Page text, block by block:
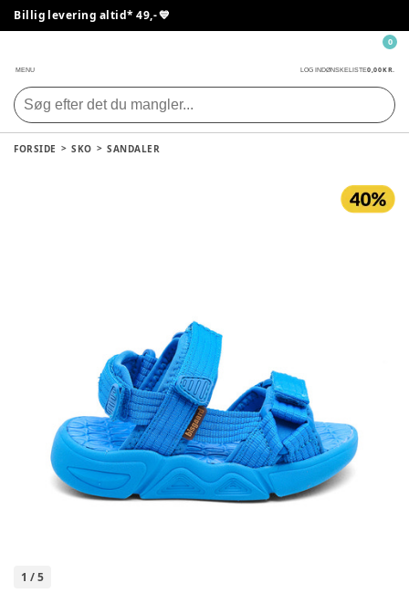
Billig levering altid* 49,- 💙
MENU LOG INDØNSKELISTE0,00 KR.
0
FORSIDE SKO SANDALER
1 /5